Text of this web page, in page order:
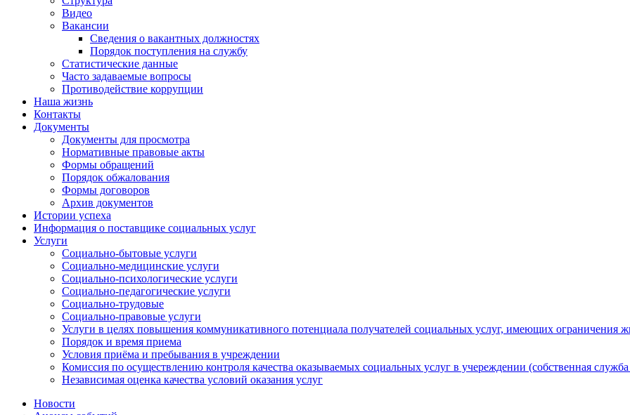
Видео
Вакансии
Сведения о вакантных должностях
Порядок поступления на службу
Статистические данные
Часто задаваемые вопросы
Противодействие коррупции
Наша жизнь
Контакты
Документы
Документы для просмотра
Нормативные правовые акты
Формы обращений
Порядок обжалования
Формы договоров
Архив документов
Истории успеха
Информация о поставщике социальных услуг
Услуги
Социально-бытовые услуги
Социально-медицинские услуги
Социально-психологические услуги
Социально-педагогические услуги
Социально-трудовые
Социально-правовые услуги
Услуги в целях повышения коммуникативного потенциала получателей социальных услуг, имеющих ограничения
Порядок и время приема
Условия приёма и пребывания в учреждении
Комиссия по осуществлению контроля качества оказываемых социальных услуг в учереждении (собственная
Независимая оценка качества условий оказания услуг
Новости